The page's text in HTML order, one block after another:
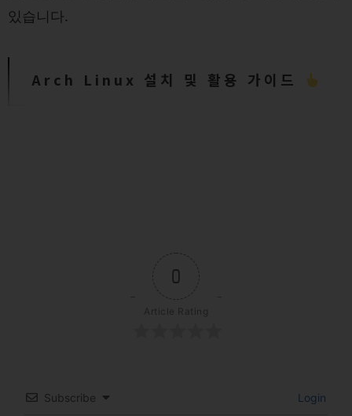
있습니다.
Arch Linux 설치 및 활용 가이드
0
Article Rating
Subscribe Login